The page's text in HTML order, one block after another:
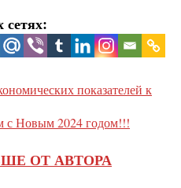
сетях:
показателей к
с Новым 2024 годом!!!
ОТ АВТОРА